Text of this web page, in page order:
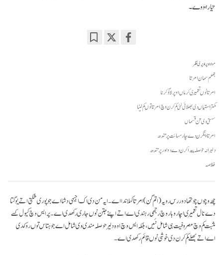
تیار ہووے۔
مواد اوپر اوپری نظر
جھلم سمان امرتا
امرتا نوں تعمیری کرماں اوپر لاگو کرنا
کمتر ہستیاں دی بھلائی لئی کم کرن وچ امرتا توں کم لینا
سستی دی تن قسماں
امرتا پنگرن دے چار سہائت پرتندھ
دلیرانہ حوصلہ پیدا کرن دے دو ہور پرتندھ
خلاصہ
چھ وچوں چوتھا دور رس رویہ (اتم گن) امرتا کہلاندا اے۔ ایہ من دی اک اجیہی دشا اے جو پوری شکتی اتے یوگتا
دے نال تعمیری اچار وہار وچ رجھی رہندی اے اتے اپنے جتن نوں جاری رکھدی اے۔ پر ایس وچ کیول کسے
مثبت کم وچ مصروفیت ہی شامل نئیں، بلکہ ایس وچ اوہ دلیر حوصلہ مندی وی شامل اے جو ہتاس توں روکدی
اے اتے بھلے کم کرن دی خوشی نوں قائم رکھدی اے۔